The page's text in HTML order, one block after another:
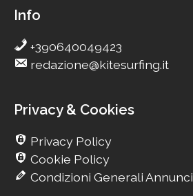
Info
+390640049423
redazione@kitesurfing.it
Privacy & Cookies
Privacy Policy
Cookie Policy
Condizioni Generali Annunci